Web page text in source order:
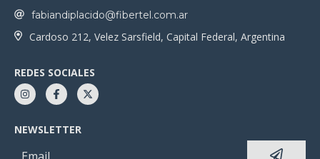
fabiandiplacido@fibertel.com.ar
Cardoso 212, Velez Sarsfield, Capital Federal, Argentina
REDES SOCIALES
NEWSLETTER